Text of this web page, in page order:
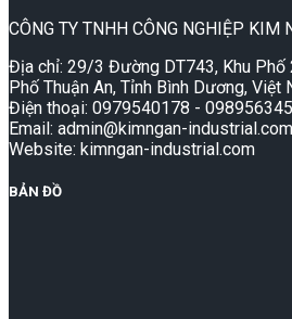
CÔNG TY TNHH CÔNG NGHIỆP KIM
Địa chỉ: 29/3 Đường DT743, Khu Phố
Phố Thuận An, Tỉnh Bình Dương, Việt
Điện thoại: 0979540178 -
Email: admin@kimngan-industrial.com
Website: kimngan-industrial.com
BẢN ĐỒ